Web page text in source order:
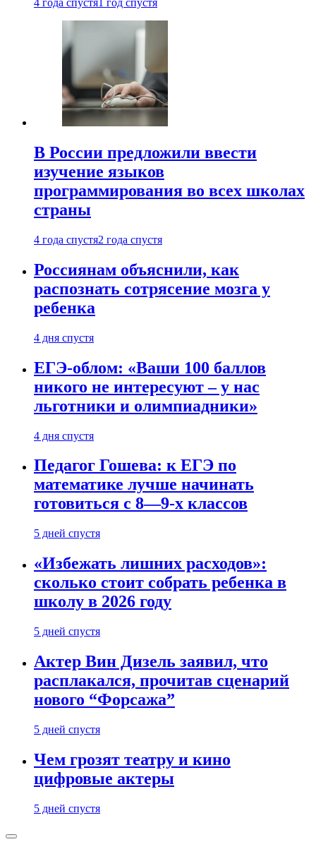
4 года спустя 1 год спустя
В России предложили ввести
изучение языков
программирования во всех школах
страны
4 года спустя2 года спустя
Россиянам объяснили, как
распознать сотрясение мозга у
ребенка
4 дня спустя
ЕГЭ-облом: «Ваши 100 баллов
никого не интересуют – у нас
льготники и олимпиадники»
4 дня спустя
Педагог Гошева: к ЕГЭ по
математике лучше начинать
готовиться с 8—9-х классов
5 дней спустя
«Избежать лишних расходов»:
сколько стоит собрать ребенка в
школу в 2026 году
5 дней спустя
Актер Вин Дизель заявил, что
расплакался, прочитав сценарий
нового “Форсажа”
5 дней спустя
Чем грозят театру и кино
цифровые актеры
5 дней спустя